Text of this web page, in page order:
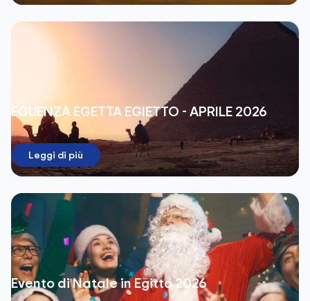
EGUENZA EGETTA EGIETTO - APRILE 2026
Leggi di più
Evento di Natale in Egitto 2026